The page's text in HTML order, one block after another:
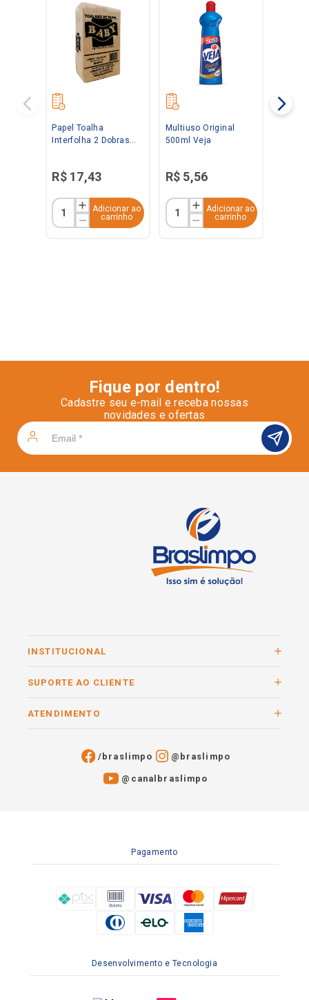
Papel Toalha
Interfolha 2 Dobras
Baby
R$ 17,43
Adicionar ao
carrinho
Multiuso Original
500ml Veja
R$ 5,56
Adicionar ao
carrinho
Fique por dentro!
Cadastre seu e-mail e receba nossas
novidades e ofertas
INSTITUCIONAL
SUPORTE AO CLIENTE
ATENDIMENTO
/braslimpo @braslimpo
@canalbraslimpo​
Pagamento
Desenvolvimento e Tecnologia